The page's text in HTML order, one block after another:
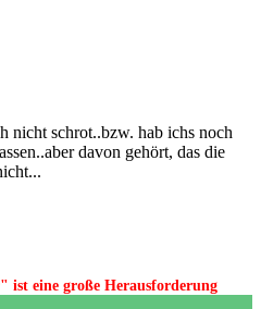
nicht schrot..bzw. hab ichs noch
davon gehört, das die
ist eine große Herausforderung